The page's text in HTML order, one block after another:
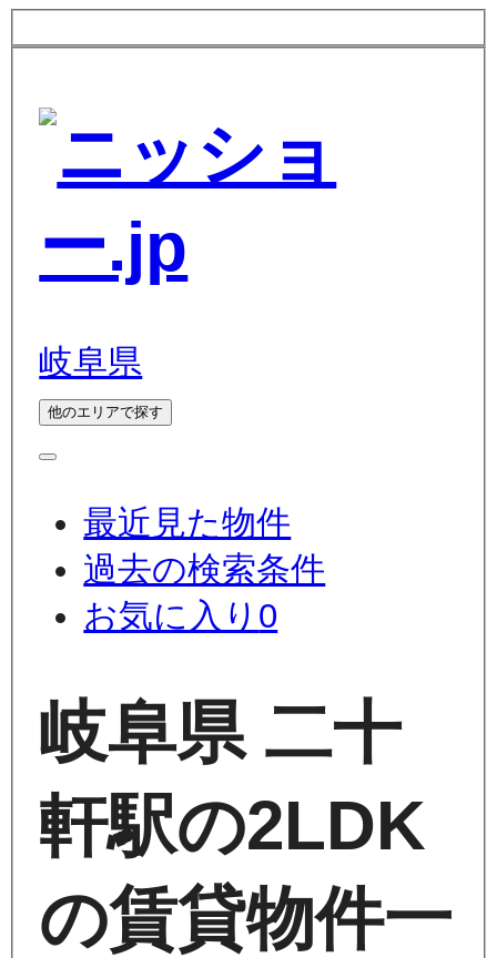
岐阜県
他のエリアで探す
最近見た物件
過去の検索条件
お気に入り 0
岐阜県 二十
軒駅の2LDK
の賃貸物件一